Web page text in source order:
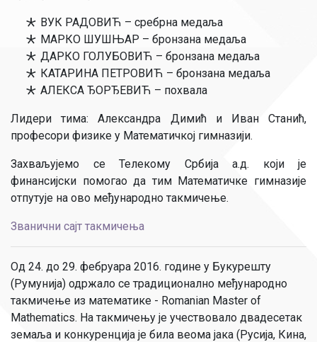
ВУК РАДОВИЋ – сребрна медаља
МАРКО ШУШЊАР – бронзана медаља
ДАРКО ГОЛУБОВИЋ – бронзана медаља
КАТАРИНА ПЕТРОВИЋ – бронзана медаља
АЛЕКСА ЂОРЂЕВИЋ – похвала
Лидери тима: Александра Димић и Иван Станић,
професори физике у Математичкој гимназији.
Захваљујемо се Телекому Србија а.д. који је
финансијски помогао да тим Математичке гимназије
отпутује на ово међународно такмичење.
Званични сајт такмичења
Од 24. до 29. фебруара 2016. године у Букурешту
(Румунија) одржало се традиционално међународно
такмичење из математике - Romanian Master of
Mathematics. На такмичењу је учествовало двадесетак
земаља и конкуренција је била веома јака (Русија, Кина,